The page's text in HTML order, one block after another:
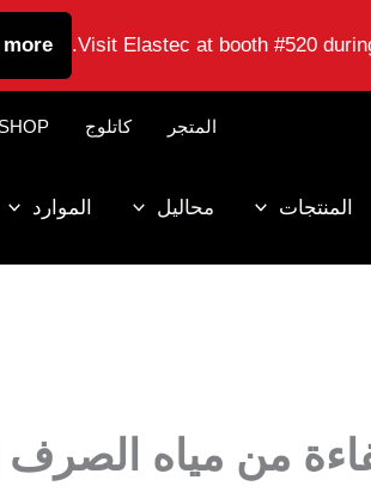
المتجر كاتلوج
المنتجات محاليل الموارد
من مياه
Visit Elastec at booth #520
more